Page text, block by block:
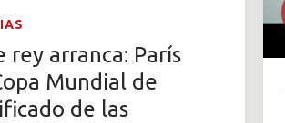
rey arranca: París
Mundial de
de las